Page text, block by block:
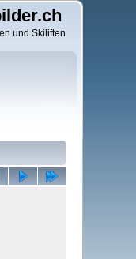
und Skiliften